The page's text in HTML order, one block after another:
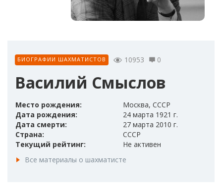
БИОГРАФИИ ШАХМАТИСТОВ 10953 0
Василий Смыслов
Место рождения:
Москва, СССР
Дата рождения:
24 марта 1921 г.
Дата смерти:
27 марта 2010 г.
Страна:
СССР
Текущий рейтинг:
Не активен
Все материалы о шахматисте